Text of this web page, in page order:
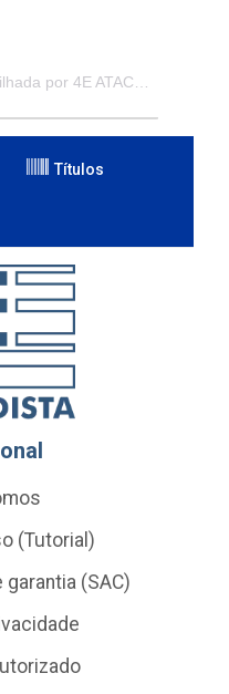
Títulos
(Tutorial)
(SAC)